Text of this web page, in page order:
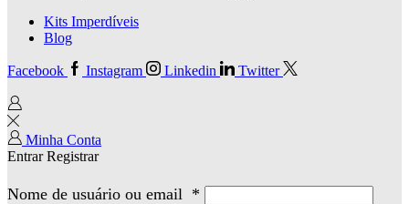
Kits Imperdíveis
Blog
Facebook Instagram Linkedin Twitter
Minha Conta
EntrarRegistrar
Nome de usuário ou email *